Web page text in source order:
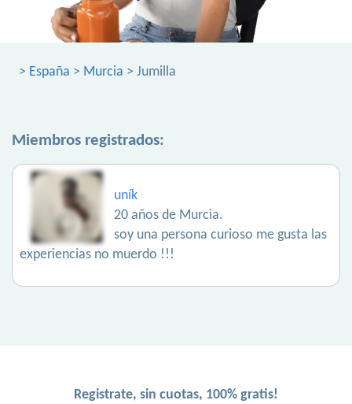
> España > Murcia > Jumilla
Miembros registrados:
uník
20 años de Murcia.
soy una persona curioso me gusta las
experiencias no muerdo !!!
Registrate, sin cuotas, 100% gratis!